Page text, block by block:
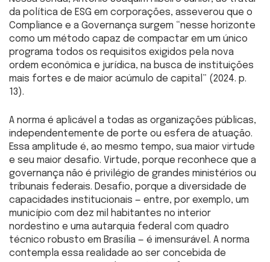
da política de ESG em corporações, asseverou que o
Compliance e a Governança surgem “nesse horizonte
como um método capaz de compactar em um único
programa todos os requisitos exigidos pela nova
ordem econômica e jurídica, na busca de instituições
mais fortes e de maior acúmulo de capital” (2024. p.
13).
A norma é aplicável a todas as organizações públicas,
independentemente de porte ou esfera de atuação.
Essa amplitude é, ao mesmo tempo, sua maior virtude
e seu maior desafio. Virtude, porque reconhece que a
governança não é privilégio de grandes ministérios ou
tribunais federais. Desafio, porque a diversidade de
capacidades institucionais — entre, por exemplo, um
município com dez mil habitantes no interior
nordestino e uma autarquia federal com quadro
técnico robusto em Brasília — é imensurável. A norma
contempla essa realidade ao ser concebida de